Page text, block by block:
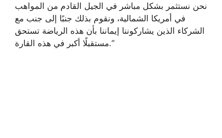
نحن نستثمر بشكل مباشر في الجيل القادم من المواهب
في أمريكا الشمالية، ونقوم بذلك جنبًا إلى جنب مع
الشركاء الذين يشاركوننا إيماننا بأن هذه الرياضة تستحق
مستقبلًا أكبر في هذه القارة.”